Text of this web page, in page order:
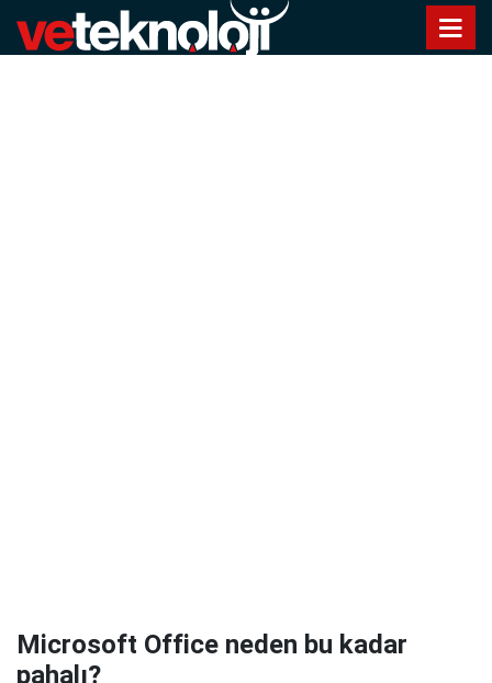
Microsoft Office neden bu kadar
pahalı?